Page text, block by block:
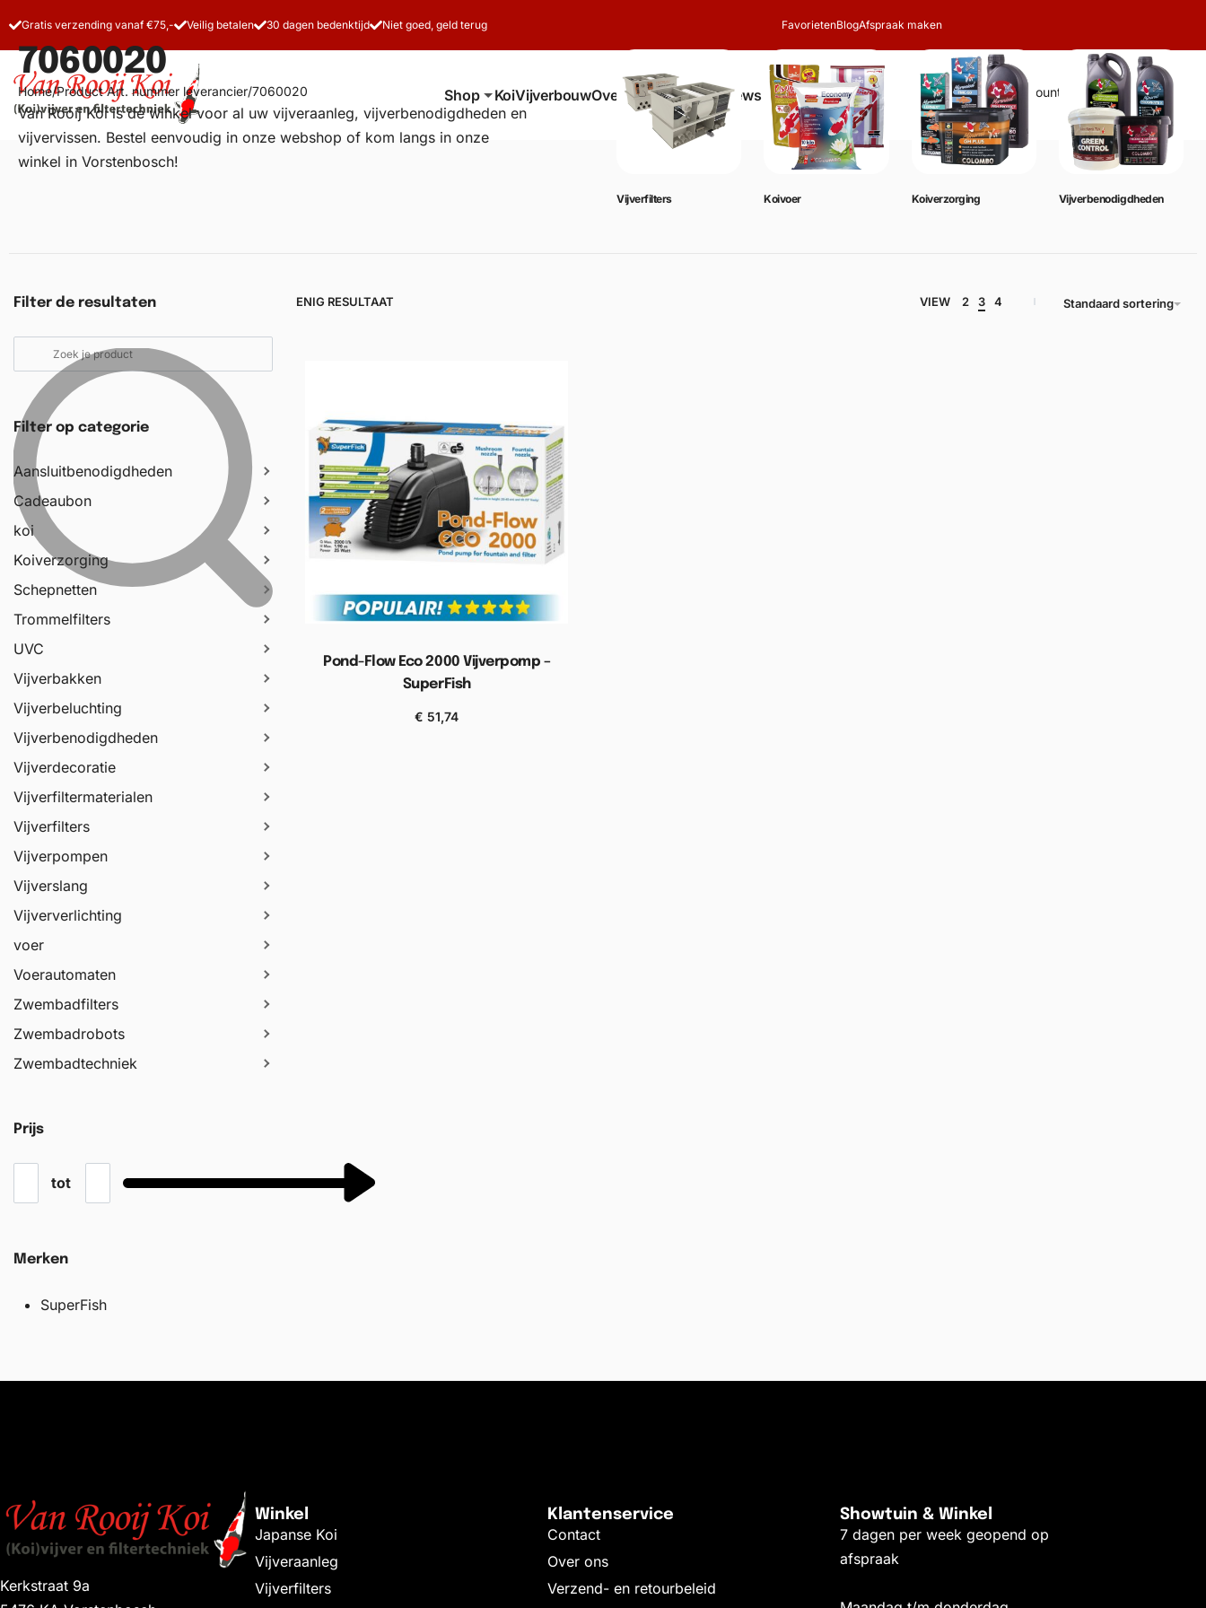
Gratis verzending vanaf €75,- Veilig betalen 30 dagen bedenktijd Niet goed, geld terug FavorietenBlogAfspraak maken
Shop KoiVijverbouwOver onsContactReviews Zoeken Account Winkelwagen 0
7060020
Home/Product Art. nummer leverancier/7060020
Van Rooij Koi is dé winkel voor al uw vijveraanleg, vijverbenodigdheden en
vijvervissen. Bestel eenvoudig in onze webshop of kom langs in onze
winkel in Vorstenbosch!
Vijverfilters Koivoer Koiverzorging Vijverbenodigdheden
Filter de resultaten
Filter op categorie
Aansluitbenodigdheden
Cadeaubon
koi
Koiverzorging
Schepnetten
Trommelfilters
UVC
Vijverbakken
Vijverbeluchting
Vijverbenodigdheden
Vijverdecoratie
Vijverfiltermaterialen
Vijverfilters
Vijverpompen
Vijverslang
Vijververlichting
voer
Voerautomaten
Zwembadfilters
Zwembadrobots
Zwembadtechniek
Prijs
tot
Merken
SuperFish
ENIG RESULTAAT VIEW 2 3 4 Standaard sortering
Pond-Flow Eco 2000 Vijverpomp –
SuperFish
€ 51,74
Kerkstraat 9a
Winkel
Japanse Koi
Vijveraanleg
Vijverfilters
Klantenservice
Contact
Over ons
Verzend- en retourbeleid
Showtuin & Winkel
7 dagen per week geopend op
afspraak